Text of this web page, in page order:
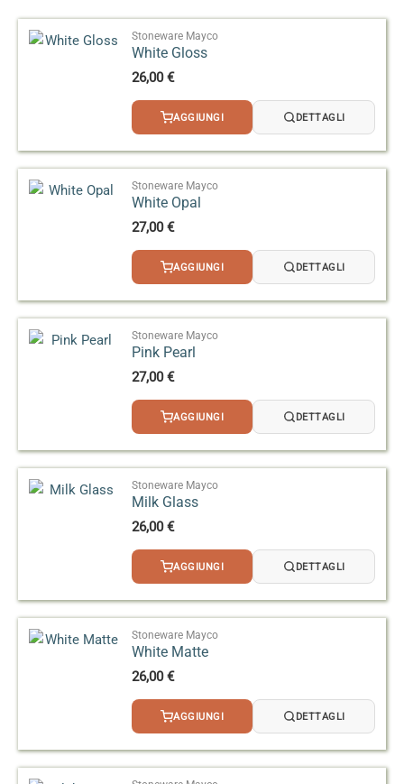
Rapporto di miscelazione indicativo: circa 800–900
g di acqua per 1 kg di smalto in polvere, da regolare
Stoneware Mayco
White Gloss
26,00€
AGGIUNGI DETTAGLI
Stoneware Mayco
White Opal
27,00€
AGGIUNGI DETTAGLI
Stoneware Mayco
Pink Pearl
27,00€
AGGIUNGI DETTAGLI
Stoneware Mayco
Milk Glass
26,00€
AGGIUNGI DETTAGLI
Stoneware Mayco
White Matte
26,00€
AGGIUNGI DETTAGLI